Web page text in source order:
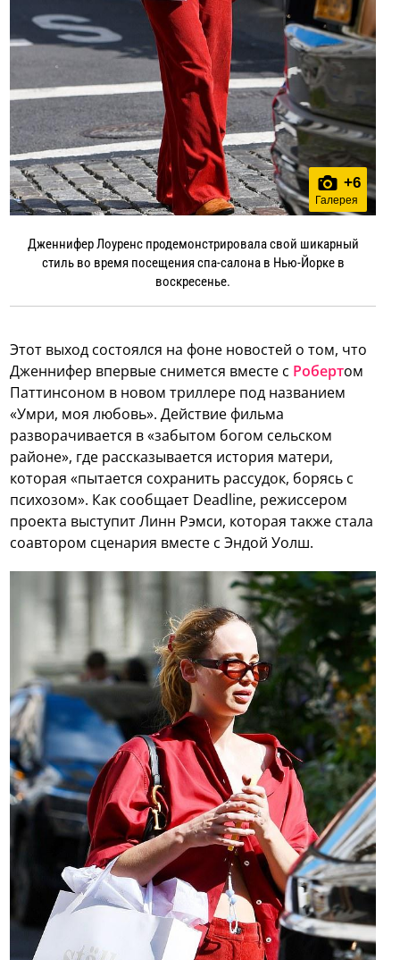
+6
Галерея
Дженнифер Лоуренс продемонстрировала свой шикарный
стиль во время посещения спа-салона в Нью-Йорке в
воскресенье.
Этот выход состоялся на фоне новостей о том, что
Дженнифер впервые снимется вместе с Робертом
Паттинсоном в новом триллере под названием
«Умри, моя любовь». Действие фильма
разворачивается в «забытом богом сельском
районе», где рассказывается история матери,
которая «пытается сохранить рассудок, борясь с
психозом». Как сообщает Deadline, режиссером
проекта выступит Линн Рэмси, которая также стала
соавтором сценария вместе с Эндой Уолш.